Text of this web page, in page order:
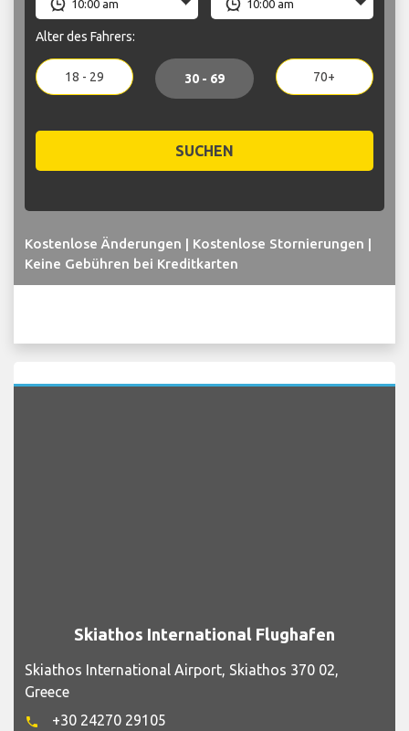
Alter des Fahrers:
18 - 29 30 - 69 70+
SUCHEN
Kostenlose Änderungen | Kostenlose Stornierungen |
Keine Gebühren bei Kreditkarten
Skiathos International Flughafen
Skiathos International Airport, Skiathos 370 02,
Greece
phone +30 24270 29105